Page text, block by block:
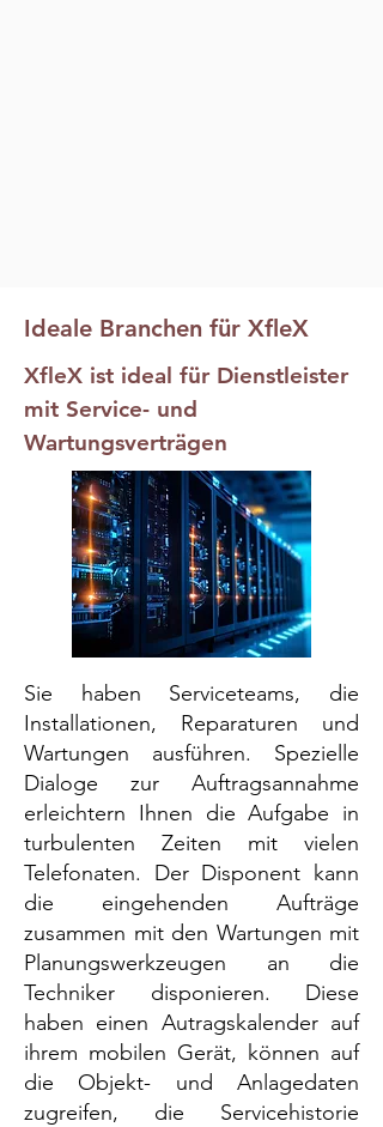
Ideale Branchen für XfleX
XfleX ist ideal für Dienstleister
mit Service- und
Wartungsverträgen
Sie haben Serviceteams, die
Installationen, Reparaturen und
Wartungen ausführen. Spezielle
Dialoge zur Auftragsannahme
erleichtern Ihnen die Aufgabe in
turbulenten Zeiten mit vielen
Telefonaten. Der Disponent kann
die eingehenden Aufträge
zusammen mit den Wartungen mit
Planungswerkzeugen an die
Techniker disponieren. Diese
haben einen Autragskalender auf
ihrem mobilen Gerät, können auf
die Objekt- und Anlagedaten
zugreifen, die Servicehistorie